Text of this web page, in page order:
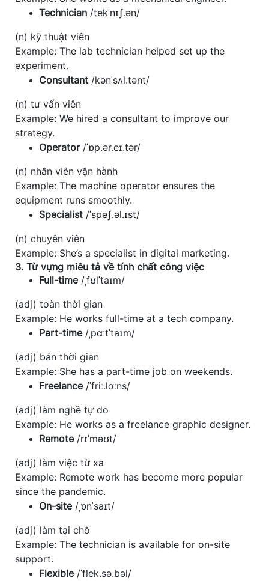
Technician /tekˈnɪʃ.ən/
(n) kỹ thuật viên
Example: The lab technician helped set up the
experiment.
Consultant /kənˈsʌl.tənt/
(n) tư vấn viên
Example: We hired a consultant to improve our
strategy.
Operator/ˈɒp.ər.eɪ.tər/
(n) nhân viên vận hành
Example: The machine operator ensures the
equipment runs smoothly.
Specialist /ˈspeʃ.əl.ɪst/
(n) chuyên viên
Example: She’s a specialist in digital marketing.
3. Từ vựng miêu tả về tính chất công việc
Full-time/ˌfʊlˈtaɪm/
(adj) toàn thời gian
Example: He works full-time at a tech company.
Part-time /ˌpɑːtˈtaɪm/
(adj) bán thời gian
Example: She has a part-time job on weekends.
Freelance/ˈfriː.lɑːns/
(adj) làm nghề tự do
Example: He works as a freelance graphic designer.
Remote/rɪˈməʊt/
(adj) làm việc từ xa
Example: Remote work has become more popular
since the pandemic.
On-site/ˌɒnˈsaɪt/
(adj) làm tại chỗ
Example: The technician is available for on-site
support.
Flexible/ˈflek.sə.bəl/